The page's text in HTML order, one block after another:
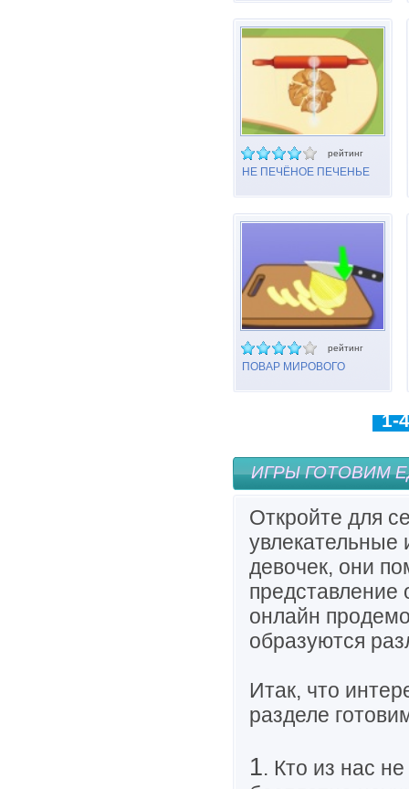
рейтинг
НЕ ПЕЧЁНОЕ ПЕЧЕНЬЕ
рейтинг
ПОВАР МИРОВОГО
1-
ИГРЫ ГОТОВИМ
Откройте для
увлекательные
девочек, они
представление
онлайн
образуются
Итак, что
разделе
1. Кто из нас